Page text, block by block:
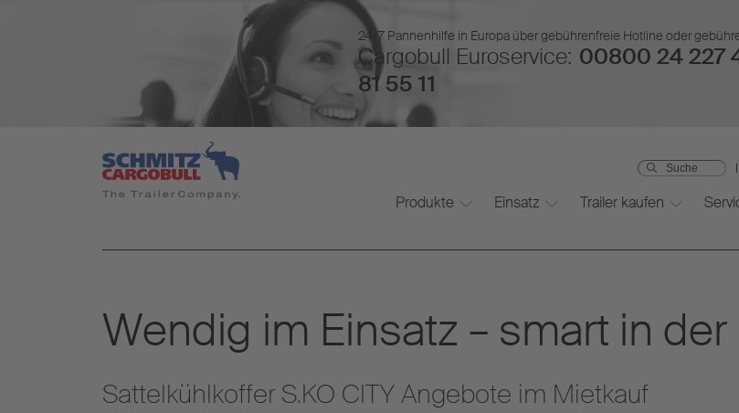
24/7 Pannenhilfe in Europa über gebührenfreie Hotline oder
Cargobull Euroservice: 00800 24 227
81 55 11
Produkte Einsatz Trailer kaufen
Wendig im Einsatz – smart in
Sattelkühlkoffer S.KO CITY Angebote im Mietkauf